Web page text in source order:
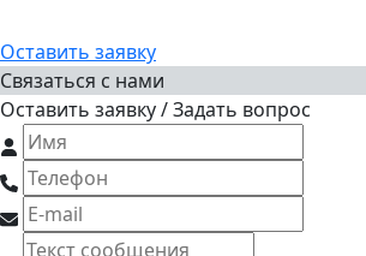
Оставить заявку
Связаться с нами
Оставить заявку / Задать вопрос